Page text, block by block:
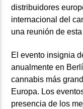
distribuidores
internacional del
una reunión de
El evento insignia
anualmente en
cannabis más
Europa. Los
presencia de los